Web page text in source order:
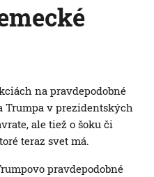
na pravdepodobné
Trumpa v prezidentských
ale tiež o šoku či
teraz svet má.
pravdepodobné